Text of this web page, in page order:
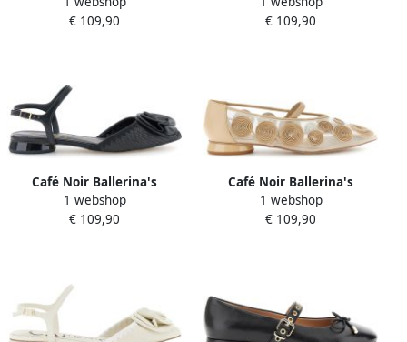
€ 109,90
€ 109,90
Café Noir Ballerina's
C1EG9011
1 webshop
€ 109,90
Café Noir Ballerina's
C1EG9012
1 webshop
€ 109,90